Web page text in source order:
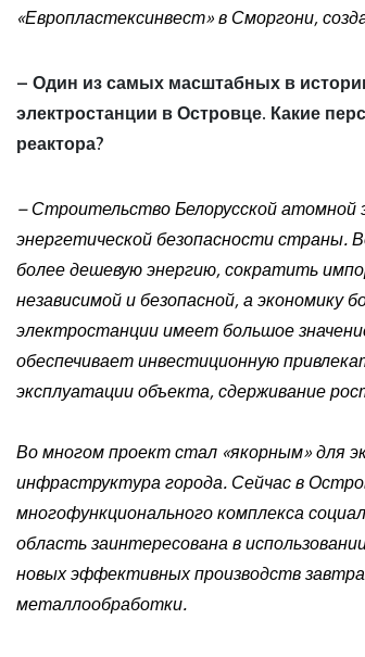
«Европластексинвест» в Сморгони,
– Один из самых масштабных в
электростанции в Островце. Какие
реактора?
– Строительство Белорусской
энергетической безопасности страны.
более дешевую энергию, сократить
независимой и безопасной, а экономику
электростанции имеет большое
обеспечивает инвестиционную
эксплуатации объекта, сдерживание
Во многом проект стал «якорным» для
инфраструктура города. Сейчас в
многофункционального комплекса
область заинтересована в
новых эффективных производств
металлообработки.